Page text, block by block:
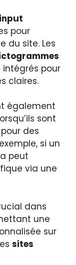
input
pour
du site. Les
pour
claires.
également
sont
pour des
si un
peut
via une
dans
une
sur
sites